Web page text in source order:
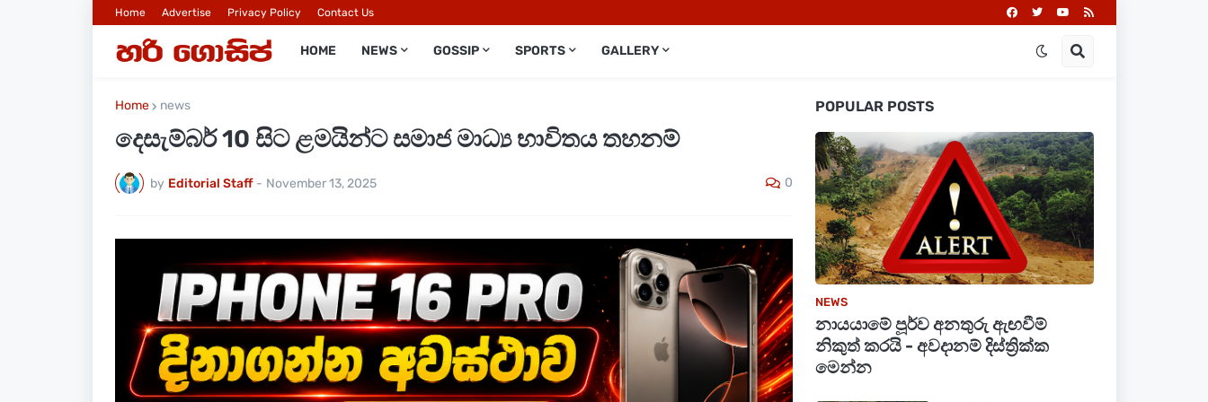
Home Advertise Privacy Policy Contact Us
HOME NEWS GOSSIP SPORTS GALLERY
Home news
දෙසැම්බර් 10 සිට ළමයින්ට සමාජ මාධ්‍ය භාවිතය තහනම්
by Editorial Staff - November 13, 2025 0
POPULAR POSTS
NEWS
නායයාමේ පූර්ව අනතුරු ඇඟවීම්
නිකුත් කරයි - අවදානම් දිස්ත්‍රික්ක
මෙන්න